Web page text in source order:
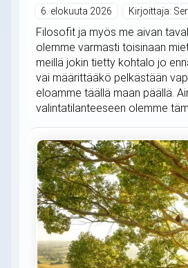
6. elokuuta 2026 Kirjoittaja:
Filosofit ja myös me aivan
olemme varmasti toisinaan
meillä jokin tietty kohtalo jo
vai määrittääkö pelkästään
eloamme täällä maan päällä.
valintatilanteeseen olemme